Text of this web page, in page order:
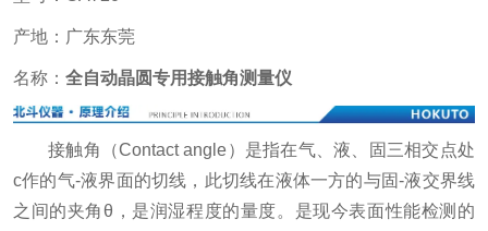
产地：广东东莞
名称： 全自动晶圆专用接触角测量仪
接触角（Contact angle）是指在气、液、固三相交点处
c作的气-液界面的切线，此切线在液体一方的与固-液交界线
之间的夹角θ，是润湿程度的量度。是现今表面性能检测的